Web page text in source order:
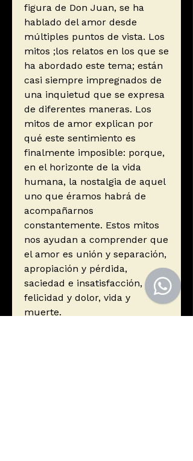
figura de Don Juan, se ha
hablado del amor desde
múltiples puntos de vista. Los
mitos ;los relatos en los que se
ha abordado este tema; están
casi siempre impregnados de
una inquietud que se expresa
de diferentes maneras. Los
mitos de amor explican por
qué este sentimiento es
finalmente imposible: porque,
en el horizonte de la vida
humana, la nostalgia de aquel
uno que éramos habrá de
acompañarnos
constantemente. Estos mitos
nos ayudan a comprender que
el amor es unión y separación,
apropiación y pérdida,
saciedad e insatisfacción,
felicidad y dolor, vida y
muerte.